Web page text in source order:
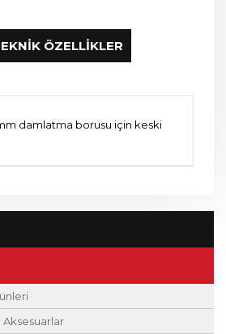
ÖZELLİKLER
mm damlatma borusu için keski
Aksesuarlar